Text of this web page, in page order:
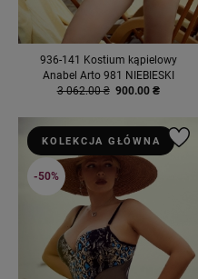
936-141 Kostium kąpielowy
Anabel Arto 981 NIEBIESKI
3 062.00 ₴ 900.00 ₴
KOLEKCJA GŁÓWNA
-50%